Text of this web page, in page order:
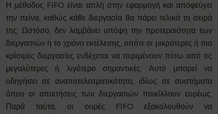
Η μέθοδος FIFO είναι απλή στην εφαρμογή και αποφεύγει
την πείνα, καθώς κάθε διεργασία θα πάρει τελικά τη σειρά
της. Ωστόσο, δεν λαμβάνει υπόψη την προτεραιότητα των
διεργασιών ή το χρόνο εκτέλεσης, οπότε οι μικρότερες ή πιο
κρίσιμες διεργασίες ενδέχεται να περιμένουν πίσω από τις
μεγαλύτερες ή λιγότερο σημαντικές. Αυτό μπορεί να
οδηγήσει σε αναποτελεσματικότητα, ιδίως σε συστήματα
όπου οι απαιτήσεις των διεργασιών ποικίλλουν ευρέως.
Παρά ταύτα, οι ουρές FIFO εξακολουθούν να